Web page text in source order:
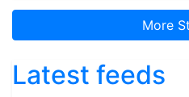
More
Latest feeds